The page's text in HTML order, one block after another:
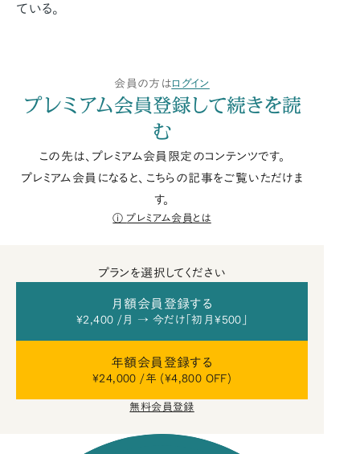
ている。
会員の方はログイン
プレミアム会員登録して続きを読
む
この先は、プレミアム会員限定のコンテンツです。
プレミアム会員になると、こちらの記事をご覧いただけま
す。
プレミアム会員とは
プランを選択してください
月額会員登録する
¥2,400 /月 → 今だけ「初月¥500」
年額会員登録する
¥24,000 /年 (¥4,800 OFF)
無料会員登録